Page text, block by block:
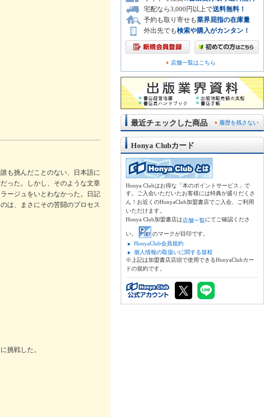
も挑んだことのない、日本語に
った。しかし、そのような文章
ージュをいとわなかった。日記
は、まさにその苦闘のプロセス
挑戦した。
宅配なら3,000円以上で送料無料！
予約も取り寄せも業界屈指の在庫量
外出先でも検索や購入がカンタン！
店舗一覧はこちら
履歴を残さない
最近チェックした商品
Honya Clubカード
Honya Clubはお得な「本のポイントサービス」で
す。ご入会いただいたお客様には特典が盛りだくさ
ん！お近くのHonyaClub加盟書店でご入会、ご利用
いただけます。
Honya Club加盟書店は店舗一覧にてご確認くださ
い。
のマークが目印です。
HonyaClub会員規約
個人情報の取扱いに関する規程
※上記は加盟書店店頭で使用できるHonyaClubカー
ドの規約です。